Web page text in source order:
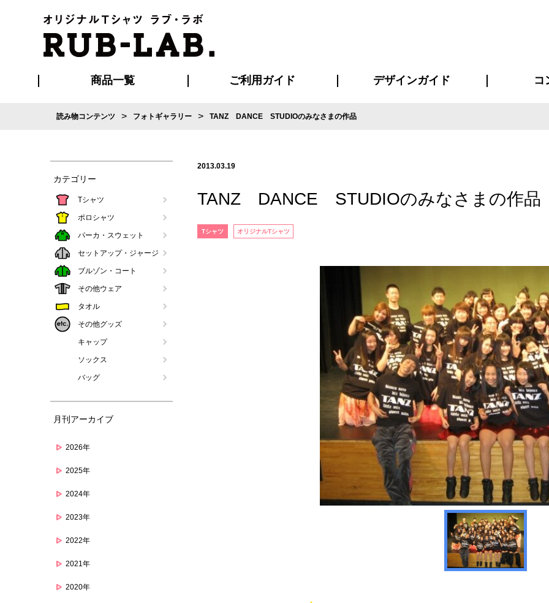
商品一覧 ご利用ガイド
ご利用ガイド
はじめての方へ
再注文の方へ
お支払い方法について
割引まとめページ
発送・特急サービスについて
版の保管期限について
よくある質問
デザインガイド
デザインテンシュミレーター
コ
読み物コンテンツ > フォトギャラリー > TANZ DANCE STUDIOのみなさまの作品
カテゴリー
Tシャツ
ポロシャツ
パーカ・スウェット
セットアップ・ジャージ
ブルゾン・コート
その他ウェア
タオル
その他グッズ
キャップ
ソックス
バッグ
月刊アーカイブ
2026年
2025年
2024年
2023年
2022年
2021年
2020年
2013.03.19
TANZ DANCE STUDIOのみなさまの作品
Tシャツ オリジナルTシャツ